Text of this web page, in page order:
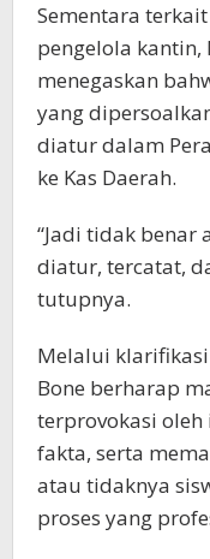
Sementara
pengelola
menegaskan
yang
diatur dalam
ke Kas Daerah.
“Jadi tidak benar
diatur, tercatat,
tutupnya.
Melalui klarifikasi
Bone berharap
terprovokasi
fakta, serta
atau tidaknya
proses yang